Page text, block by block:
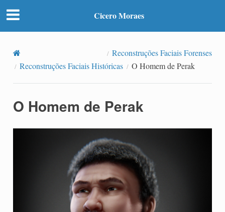
Cicero Moraes
Reconstruções Faciais Forenses
Reconstruções Faciais Históricas
O Homem de Perak
O Homem de Perak